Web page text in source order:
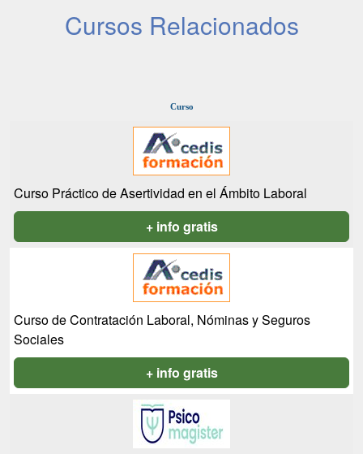
Cursos Relacionados
Curso
Curso Práctico de Asertividad en el Ámbito Laboral
+ info gratis
Curso de Contratación Laboral, Nóminas y Seguros
Sociales
+ info gratis